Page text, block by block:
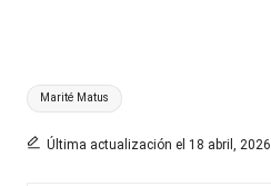
Etiquetas:
Marité Matus
Última actualización el 18 abril, 2026